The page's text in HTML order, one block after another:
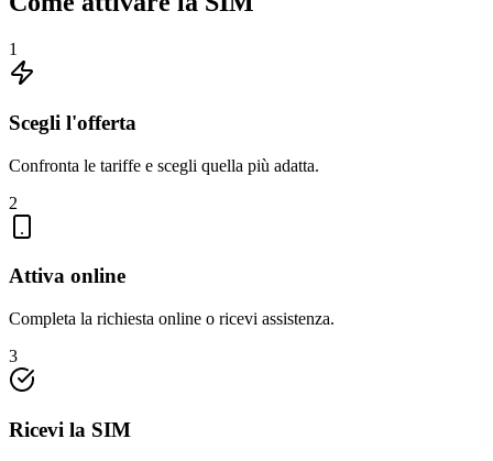
1
Scegli l'offerta
Confronta le tariffe e scegli quella più adatta.
2
Attiva online
Completa la richiesta online o ricevi assistenza.
3
Ricevi la SIM